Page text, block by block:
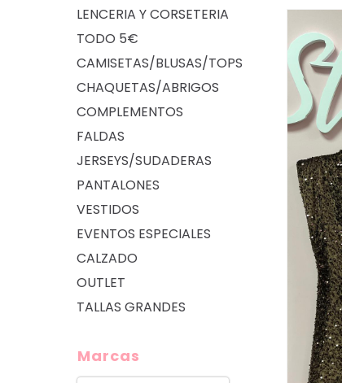
LENCERIA Y CORSETERIA
TODO 5€
CAMISETAS/BLUSAS/TOPS
CHAQUETAS/ABRIGOS
COMPLEMENTOS
FALDAS
JERSEYS/SUDADERAS
PANTALONES
VESTIDOS
EVENTOS ESPECIALES
CALZADO
OUTLET
TALLAS GRANDES
Marcas